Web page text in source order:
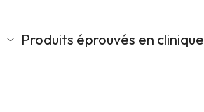
Produits éprouvés en clinique